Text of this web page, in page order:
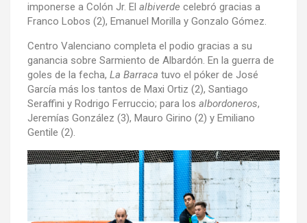
imponerse a Colón Jr. El albiverde celebró gracias a
Franco Lobos (2), Emanuel Morilla y Gonzalo Gómez.
Centro Valenciano completa el podio gracias a su
ganancia sobre Sarmiento de Albardón. En la guerra de
goles de la fecha, La Barraca tuvo el póker de José
García más los tantos de Maxi Ortiz (2), Santiago
Seraffini y Rodrigo Ferruccio; para los albordoneros,
Jeremías González (3), Mauro Girino (2) y Emiliano
Gentile (2).